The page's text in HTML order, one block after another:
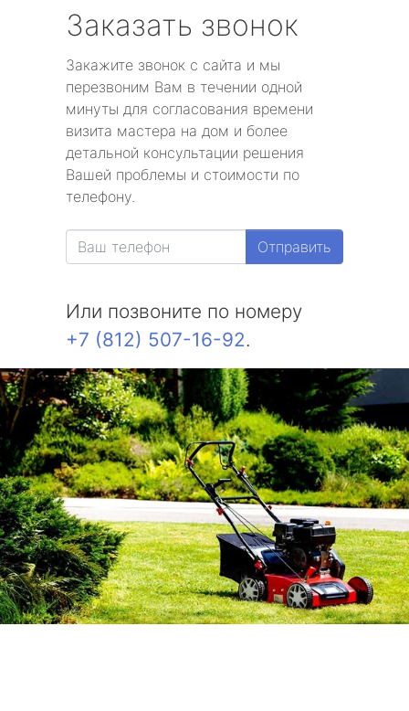
Заказать звонок
Закажите звонок с сайта и мы
перезвоним Вам в течении одной
минуты для согласования времени
визита мастера на дом и более
детальной консультации решения
Вашей проблемы и стоимости по
телефону.
Отправить
Или позвоните по номеру
+7 (812) 507-16-92.